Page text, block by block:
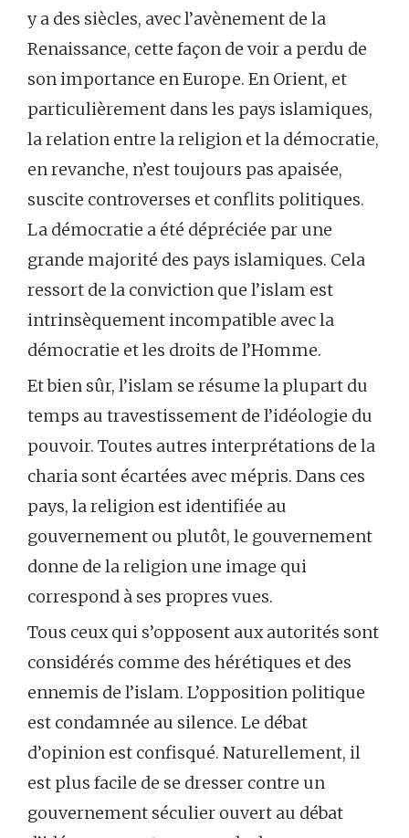
y a des siècles, avec l’avènement de la
Renaissance, cette façon de voir a perdu de
son importance en Europe. En Orient, et
particulièrement dans les pays islamiques,
la relation entre la religion et la démocratie,
en revanche, n’est toujours pas apaisée,
suscite controverses et conflits politiques.
La démocratie a été dépréciée par une
grande majorité des pays islamiques. Cela
ressort de la conviction que l’islam est
intrinsèquement incompatible avec la
démocratie et les droits de l’Homme.
Et bien sûr, l’islam se résume la plupart du
temps au travestissement de l’idéologie du
pouvoir. Toutes autres interprétations de la
charia sont écartées avec mépris. Dans ces
pays, la religion est identifiée au
gouvernement ou plutôt, le gouvernement
donne de la religion une image qui
correspond à ses propres vues.
Tous ceux qui s’opposent aux autorités sont
considérés comme des hérétiques et des
ennemis de l’islam. L’opposition politique
est condamnée au silence. Le débat
d’opinion est confisqué. Naturellement, il
est plus facile de se dresser contre un
gouvernement séculier ouvert au débat